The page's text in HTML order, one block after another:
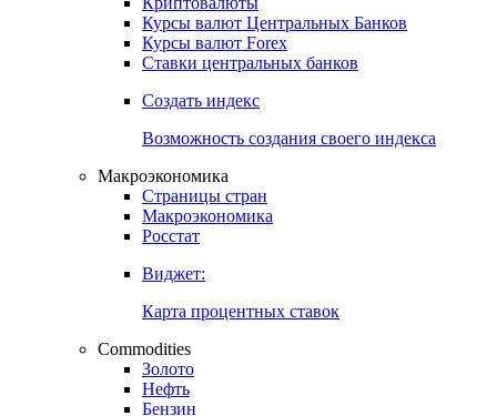
Индикаторы рынка
Поиск индексов
Курсы валют Центральных Банков
Ставки центральных банков
Создать индекс
Возможность создания своего индекса
Страницы стран
Росстат
Виджет:
Карта процентных ставок